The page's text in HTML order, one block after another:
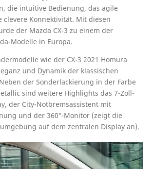
die intuitive Bedienung, das agile
clevere Konnektivität. Mit diesen
der Mazda CX-3 zu einem der
Modelle in Europa.
wie der CX-3 2021 Homura
und Dynamik der klassischen
der Sonderlackierung in der Farbe
sind weitere Highlights das 7-Zoll-
der City-Notbremsassistent mit
und der 360°-Monitor (zeigt die
auf dem zentralen Display an).